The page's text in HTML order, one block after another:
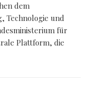
dem
Technologie und
für
Plattform, die